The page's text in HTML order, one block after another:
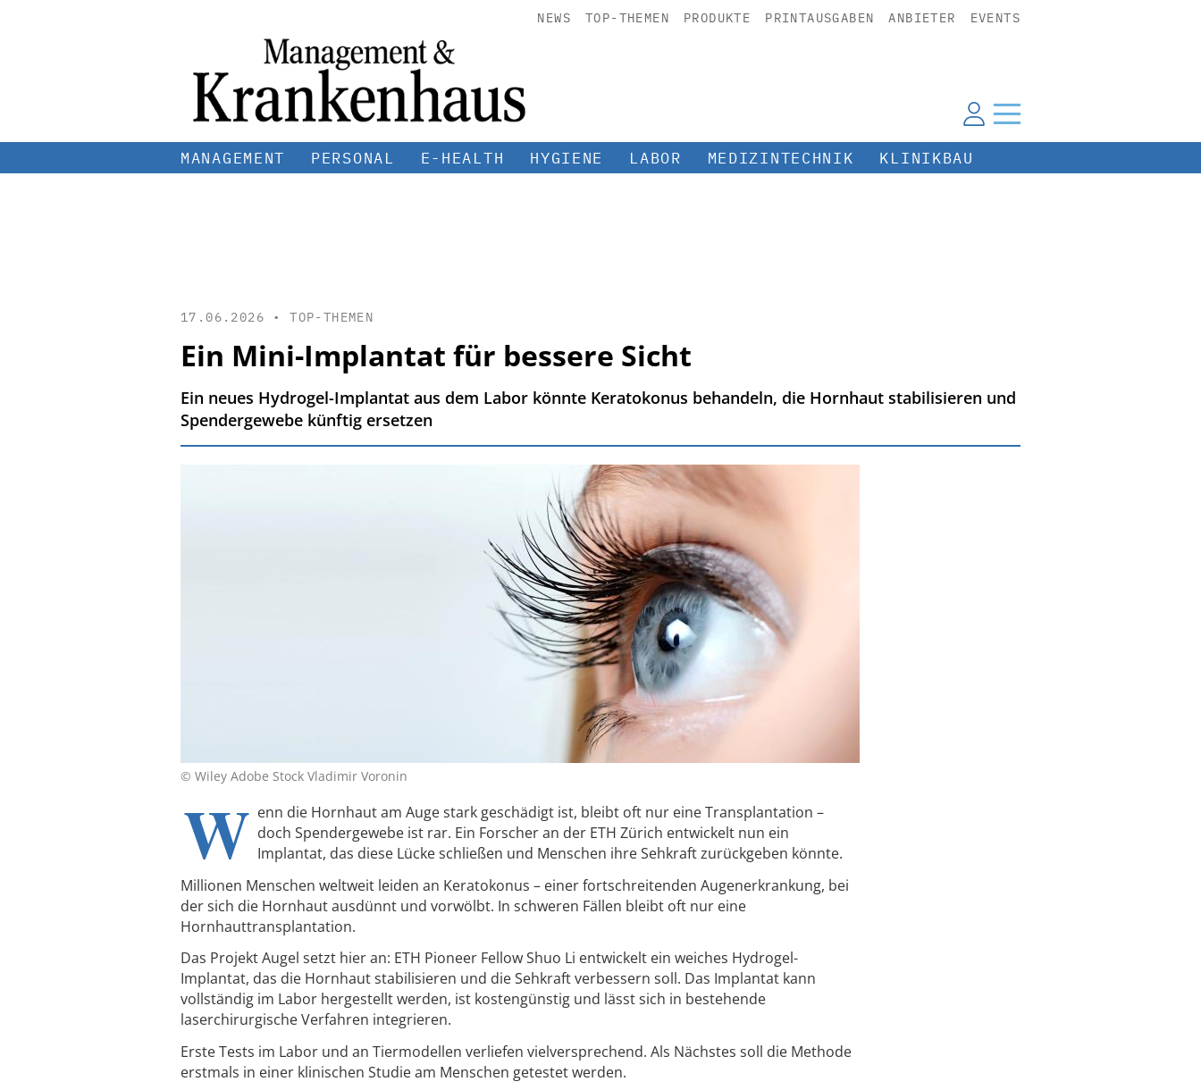
NEWS TOP-THEMEN PRODUKTE PRINTAUSGABEN ANBIETER EVENTS
MANAGEMENT PERSONAL E-HEALTH HYGIENE LABOR MEDIZINTECHNIK KLINIKBAU
17.06.2026 •TOP-THEMEN
Ein Mini-Implantat für bessere Sicht
Ein neues Hydrogel-Implantat aus dem Labor könnte Keratokonus behandeln, die Hornhaut stabilisieren und
Spendergewebe künftig ersetzen
© Wiley Adobe Stock Vladimir Voronin
W enn die Hornhaut am Auge stark geschädigt ist, bleibt oft nur eine Transplantation –
doch Spendergewebe ist rar. Ein Forscher an der ETH Zürich entwickelt nun ein
Implantat, das diese Lücke schließen und Menschen ihre Sehkraft zurückgeben könnte.
Millionen Menschen weltweit leiden an Keratokonus – einer fortschreitenden Augenerkrankung, bei
der sich die Hornhaut ausdünnt und vorwölbt. In schweren Fällen bleibt oft nur eine
Hornhauttransplantation.
Das Projekt Augel setzt hier an: ETH Pioneer Fellow Shuo Li entwickelt ein weiches Hydrogel-
Implantat, das die Hornhaut stabilisieren und die Sehkraft verbessern soll. Das Implantat kann
vollständig im Labor hergestellt werden, ist kostengünstig und lässt sich in bestehende
laserchirurgische Verfahren integrieren.
Erste Tests im Labor und an Tiermodellen verliefen vielversprechend. Als Nächstes soll die Methode
erstmals in einer klinischen Studie am Menschen getestet werden.